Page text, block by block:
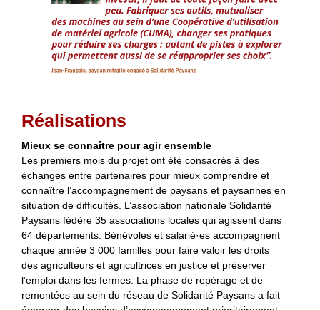
Réalisations
Mieux se connaître pour agir ensemble
Les premiers mois du projet ont été consacrés à des
échanges entre partenaires pour mieux comprendre et
connaître l’accompagnement de paysans et paysannes en
situation de difficultés. L’association nationale Solidarité
Paysans fédère 35 associations locales qui agissent dans
64 départements. Bénévoles et salarié·es accompagnent
chaque année 3 000 familles pour faire valoir les droits
des agriculteurs et agricultrices en justice et préserver
l’emploi dans les fermes. La phase de repérage et de
remontées au sein du réseau de Solidarité Paysans a fait